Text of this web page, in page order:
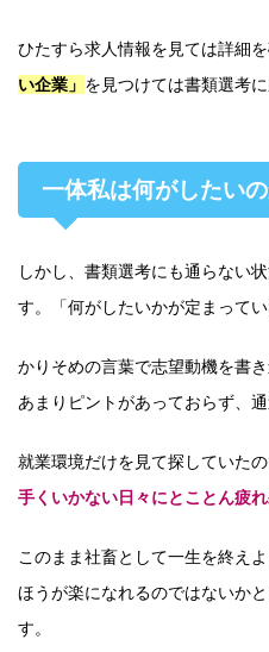
ひたすら求人情報を見ては詳細を
い企業」 を見つけては書類選考
一体私は何がしたい
しかし、書類選考にも通らない
す。「何がしたいかが定まってい
かりそめの言葉で志望動機を書
あまりピントがあっておらず、
就業環境だけを見て探していた
手くいかない日々にとことん疲
このまま社畜として一生を終え
ほうが楽になれるのではないか
す。